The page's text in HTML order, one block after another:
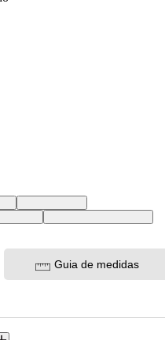
S USA | P BR
PP BRXXL USA | EGG BR
Guia de medidas